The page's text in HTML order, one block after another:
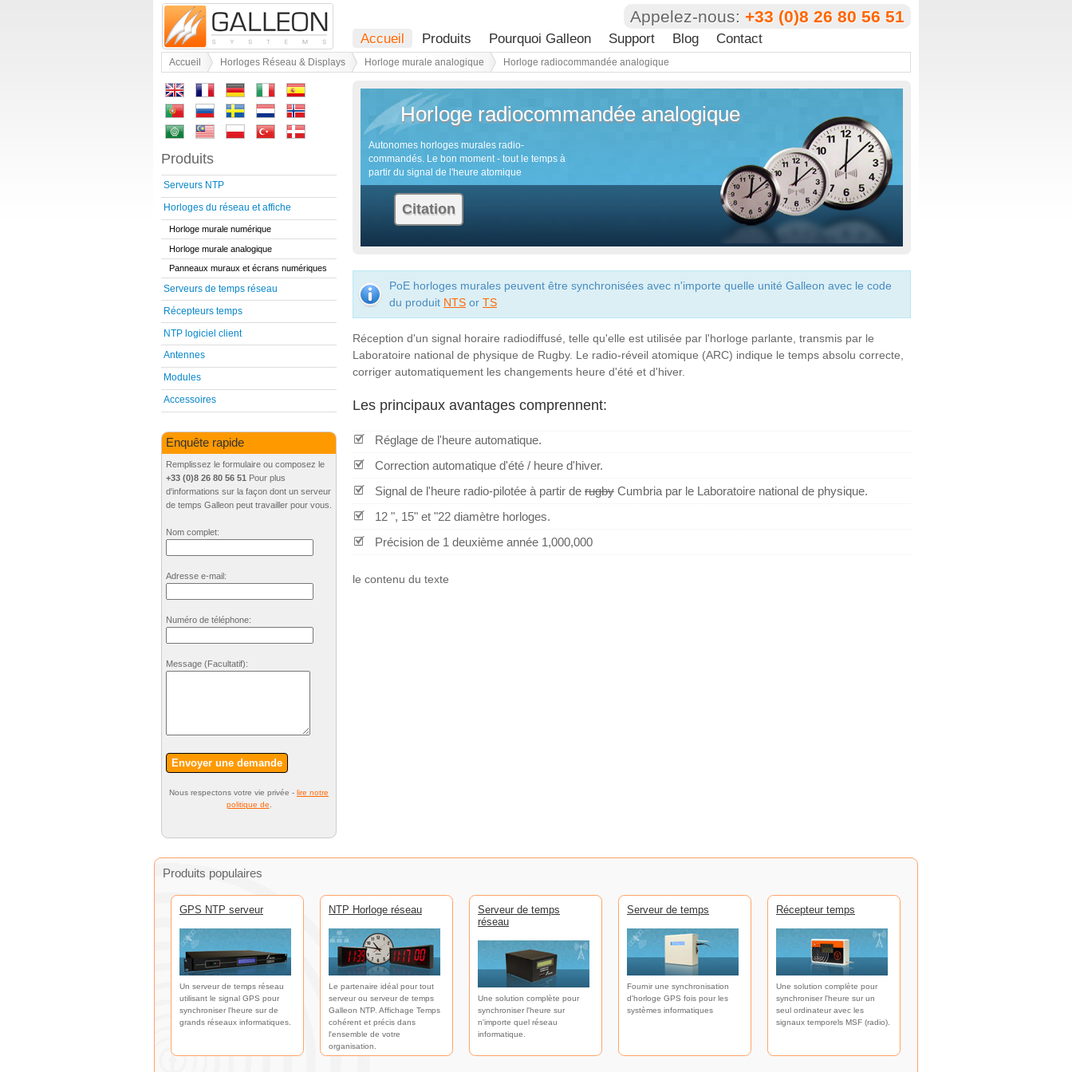
Appelez-nous: +33 (0)8 26 80 56 51
Accueil Produits Pourquoi Galleon Support Blog Contact
Accueil Horloges Réseau & Displays Horloge murale analogique Horloge radiocommandée analogique
Horloge radiocommandée analogique
Autonomes horloges murales radio-
commandés. Le bon moment - tout le temps à
partir du signal de l'heure atomique
Citation
PoE horloges murales peuvent être synchronisées avec n'importe quelle unité Galleon avec le code
du produit NTS or TS
Réception d'un signal horaire radiodiffusé, telle qu'elle est utilisée par l'horloge parlante, transmis par le
Laboratoire national de physique de Rugby. Le radio-réveil atomique (ARC) indique le temps absolu correcte,
corriger automatiquement les changements heure d'été et d'hiver.
Les principaux avantages comprennent:
Réglage de l'heure automatique.
Correction automatique d'été / heure d'hiver.
Signal de l'heure radio-pilotée à partir de rugby Cumbria par le Laboratoire national de physique.
12 ", 15" et "22 diamètre horloges.
Précision de 1 deuxième année 1,000,000
le contenu du texte
Produits
Serveurs NTP
Horloges du réseau et affiche
Horloge murale numérique
Horloge murale analogique
Panneaux muraux et écrans numériques
Serveurs de temps réseau
Récepteurs temps
NTP logiciel client
Antennes
Modules
Accessoires
Enquête rapide
Remplissez le formulaire ou composez le
+33 (0)8 26 80 56 51 Pour plus
d'informations sur la façon dont un serveur
de temps Galleon peut travailler pour vous.
Nom complet:
Adresse e-mail:
Numéro de téléphone:
Message (Facultatif):
Envoyer une demande
Nous respectons votre vie privée - lire notre
politique de.
Produits populaires
GPS NTP serveur
Un serveur de temps réseau
utilisant le signal GPS pour
synchroniser l'heure sur de
grands réseaux informatiques.
NTP Horloge réseau
Le partenaire idéal pour tout
serveur ou serveur de temps
Galleon NTP. Affichage Temps
cohérent et précis dans
l'ensemble de votre
organisation.
Serveur de temps
réseau
Une solution complète pour
synchroniser l'heure sur
n'importe quel réseau
informatique.
Serveur de temps
Fournir une synchronisation
d'horloge GPS fois pour les
systèmes informatiques
Récepteur temps
Une solution complète pour
synchroniser l'heure sur un
seul ordinateur avec les
signaux temporels MSF (radio).